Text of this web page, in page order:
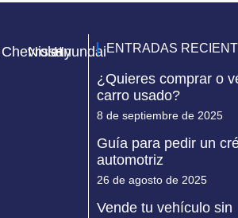
Chevrolet
NissanHyundaiENTRADAS
¿Quieres comprar o
carro usado?
8 de septiembre de 2025
Guía para pedir un
automotriz
26 de agosto de 2025
Vende tu vehículo sin